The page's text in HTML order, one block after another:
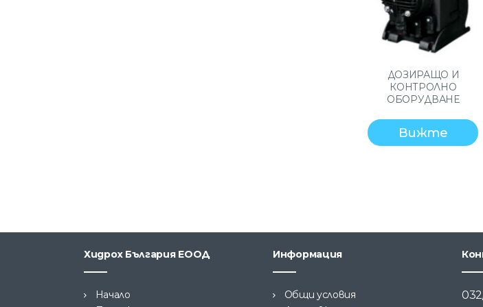
ДОЗИРАЩО И
КОНТРОЛНО
ОБОРУДВАНЕ
Вижте
Хидрох България ЕООД
Начало
Информация
Общи условия